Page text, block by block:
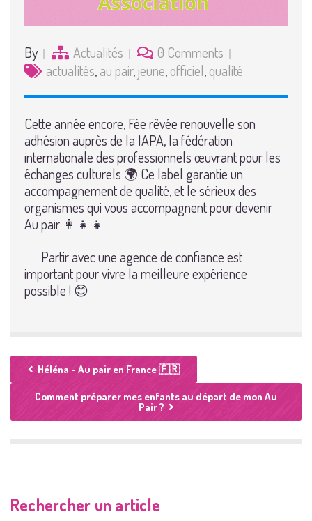
By Actualités
0 Comments
actualités,au pair,jeune,officiel,qualité
Cette année encore, Fée rêvée renouvelle son
adhésion auprès de la IAPA, la fédération
internationale des professionnels œuvrant pour les
échanges culturels 🌍 Ce label garantie un
accompagnement de qualité, et le sérieux des
organismes qui vous accompagnent pour devenir
Au pair 👩‍👧‍👧
Partir avec une agence de confiance est
important pour vivre la meilleure expérience
possible ! 😊
Héléna - Au pair en France 🇫🇷
Comment préparer mes enfants au départ de mon Au
Pair ?
Rechercher un article